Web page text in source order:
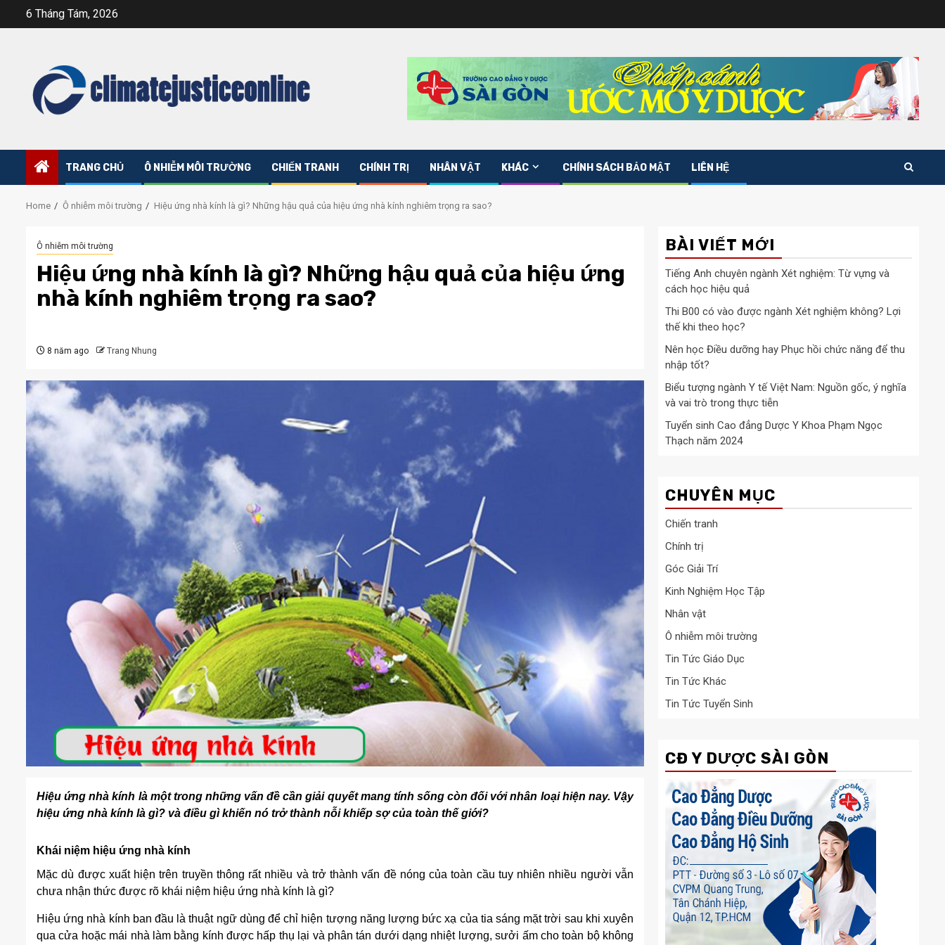
6 Tháng Tám, 2026
TRANG CHỦ Ô NHIỄM MÔI TRƯỜNG CHIẾN TRANH CHÍNH TRỊ NHÂN VẬT KHÁC CHÍNH SÁCH BẢO MẬT LIÊN HỆ
Home Ô nhiễm môi trường Hiệu ứng nhà kính là gì? Những hậu quả của hiệu ứng nhà kính nghiêm trọng ra sao?
Ô nhiễm môi trường
Hiệu ứng nhà kính là gì? Những hậu quả của hiệu ứng
nhà kính nghiêm trọng ra sao?
8 năm ago Trang Nhung
Hiệu ứng nhà kính là một trong những vấn đề cần giải quyết mang tính sống còn đối với nhân loại hiện nay. Vậy
hiệu ứng nhà kính là gì? và điều gì khiến nó trở thành nỗi khiếp sợ của toàn thế giới?
Khái niệm hiệu ứng nhà kính
Mặc dù được xuất hiện trên truyền thông rất nhiều và trở thành vấn đề nóng của toàn cầu tuy nhiên nhiều người vẫn
chưa nhận thức được rõ khái niệm hiệu ứng nhà kính là gì?
Hiệu ứng nhà kính ban đầu là thuật ngữ dùng để chỉ hiện tượng năng lượng bức xạ của tia sáng mặt trời sau khi xuyên
qua cửa hoặc mái nhà làm bằng kính được hấp thụ lại và phân tán dưới dạng nhiệt lượng, sưởi ấm cho toàn bộ không
BÀI VIẾT MỚI
Tiếng Anh chuyên ngành Xét nghiệm: Từ vựng và
cách học hiệu quả
Thi B00 có vào được ngành Xét nghiệm không? Lợi
thế khi theo học?
Nên học Điều dưỡng hay Phục hồi chức năng để thu
nhập tốt?
Biểu tượng ngành Y tế Việt Nam: Nguồn gốc, ý nghĩa
và vai trò trong thực tiễn
Tuyển sinh Cao đẳng Dược Y Khoa Phạm Ngọc
Thạch năm 2024
CHUYÊN MỤC
Chiến tranh
Chính trị
Góc Giải Trí
Kinh Nghiệm Học Tập
Nhân vật
Ô nhiễm môi trường
Tin Tức Giáo Dục
Tin Tức Khác
Tin Tức Tuyển Sinh
CĐ Y DƯỢC SÀI GÒN